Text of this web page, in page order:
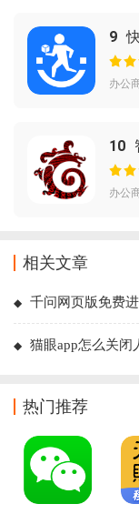
9
办公
10
办公
相关文章
千问网页版免费
猫眼app怎么关闭
热门推荐